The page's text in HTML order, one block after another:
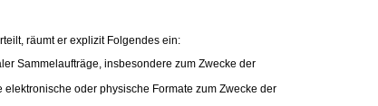
räumt er explizit Folgendes ein:
Sammelaufträge, insbesondere zum Zwecke der
oder physische Formate zum Zwecke der